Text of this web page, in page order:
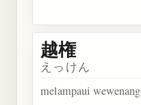
越権
えっけん
melampaui wewenang